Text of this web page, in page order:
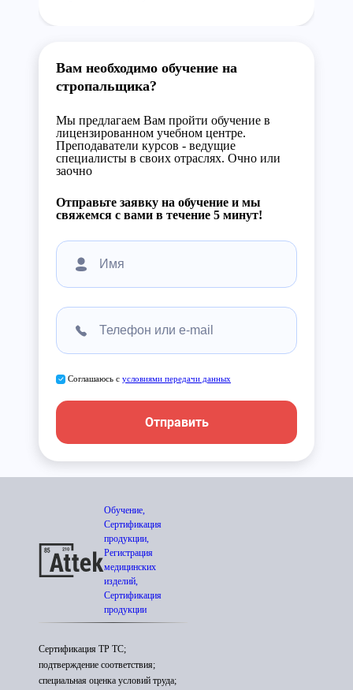
Вам необходимо обучение на
стропальщика?
Мы предлагаем Вам пройти обучение в
лицензированном учебном центре.
Преподаватели курсов - ведущие
специалисты в своих отраслях. Очно или
заочно
Отправьте заявку на обучение и мы
свяжемся с вами в течение 5 минут!
Соглашаюсь с условиями передачи данных
Отправить
Обучение,
Сертификация
продукции,
Регистрация
медицинских
изделий,
Сертификация
продукции
Сертификация ТР ТС;
подтверждение соответствия;
специальная оценка условий труда;